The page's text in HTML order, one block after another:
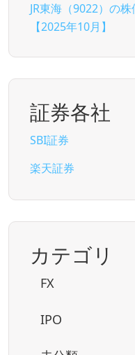
JR東海（9022）の
【2025年10月】
証券各社
SBI証券
楽天証券
カテゴリ
FX
IPO